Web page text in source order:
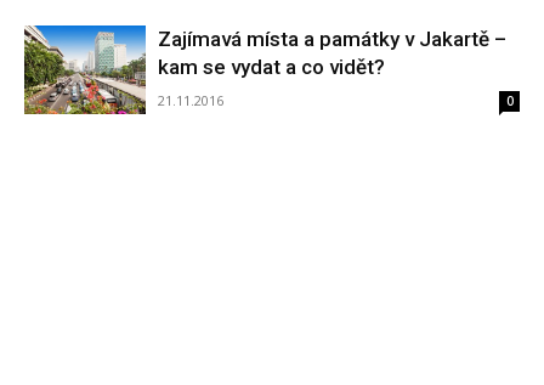
Zajímavá místa a památky v Jakartě –
kam se vydat a co vidět?
21.11.2016 0